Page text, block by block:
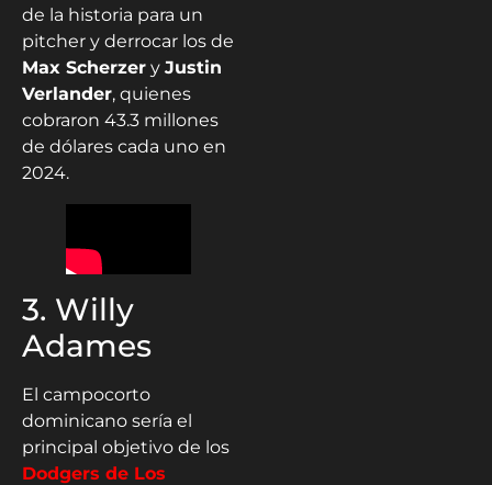
de la historia para un
pitcher y derrocar los de
Max Scherzer y Justin
Verlander, quienes
cobraron 43.3 millones
de dólares cada uno en
2024.
3. Willy
Adames
El campocorto
dominicano sería el
principal objetivo de los
Dodgers de Los